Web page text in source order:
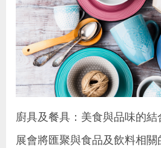
廚具及餐具：美食與品味的結
展會將匯聚與食品及飲料相